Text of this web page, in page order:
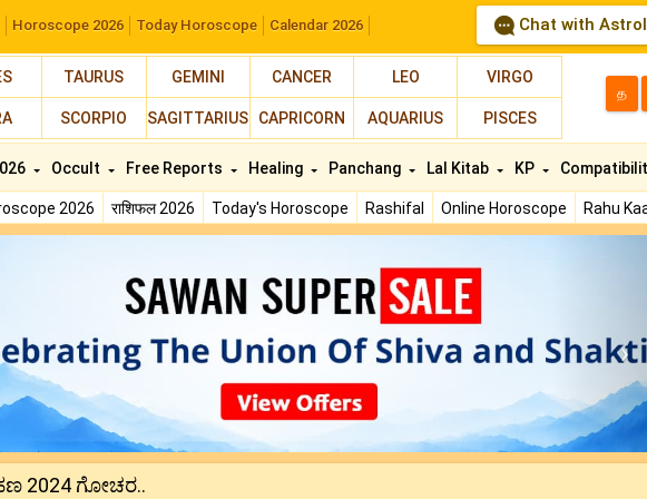
Horoscope 2026 Today Horoscope Calendar 2026 Chat with
TAURUS GEMINI CANCER LEO VIRGO
SCORPIO SAGITTARIUS CAPRICORN AQUARIUS PISCES
த
2026 राशिफल 2026 Today's Horoscope Rashifal Online Horoscope Rahu
Occult Free Reports Healing Panchang Lal Kitab KP
2024 ಗೋಚರ..